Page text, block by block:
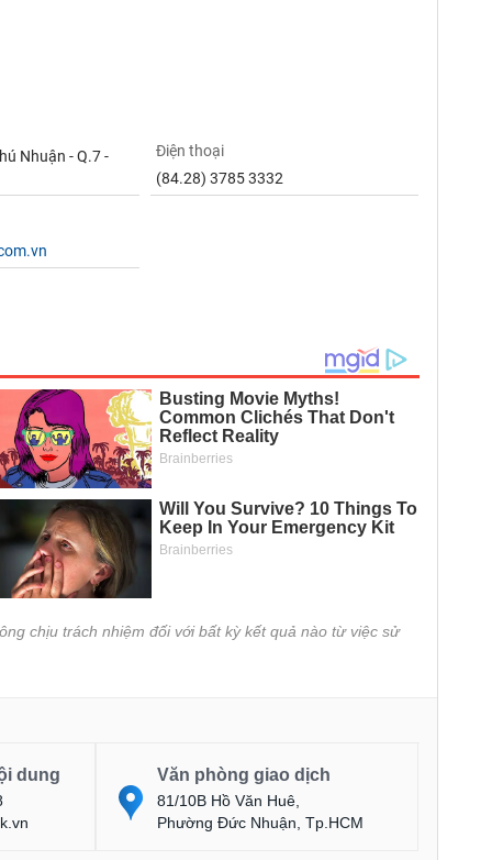
Nhuận - Q.7 -
Điện thoại
(84.28) 3785 3332
chịu trách nhiệm đối với bất kỳ kết quả nào từ việc sử
dung Văn phòng giao dịch
81/10B Hồ Văn Huê,
Phường Đức Nhuận, Tp.HCM